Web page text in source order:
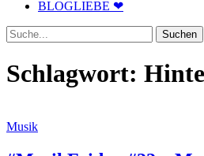
BLOGLIEBE ❤
Suche
Schlagwort:
Musik